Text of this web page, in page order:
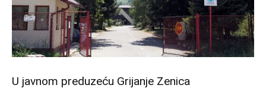
U javnom preduzeću Grijanje Zenica